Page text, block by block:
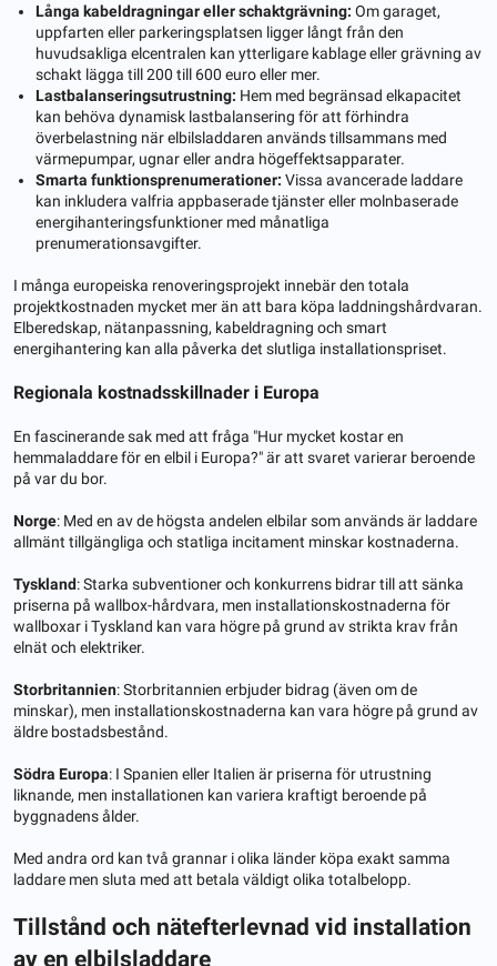
Långa kabeldragningar eller schaktgrävning: Om garaget,
uppfarten eller parkeringsplatsen ligger långt från den
huvudsakliga elcentralen kan ytterligare kablage eller grävning av
schakt lägga till 200 till 600 euro eller mer.
Lastbalanseringsutrustning: Hem med begränsad elkapacitet
kan behöva dynamisk lastbalansering för att förhindra
överbelastning när elbilsladdaren används tillsammans med
värmepumpar, ugnar eller andra högeffektsapparater.
Smarta funktionsprenumerationer: Vissa avancerade laddare
kan inkludera valfria appbaserade tjänster eller molnbaserade
energihanteringsfunktioner med månatliga
prenumerationsavgifter.
I många europeiska renoveringsprojekt innebär den totala
projektkostnaden mycket mer än att bara köpa laddningshårdvaran.
Elberedskap, nätanpassning, kabeldragning och smart
energihantering kan alla påverka det slutliga installationspriset.
Regionala kostnadsskillnader i Europa
En fascinerande sak med att fråga "Hur mycket kostar en
hemmaladdare för en elbil i Europa?" är att svaret varierar beroende
på var du bor.
Norge: Med en av de högsta andelen elbilar som används är laddare
allmänt tillgängliga och statliga incitament minskar kostnaderna.
Tyskland: Starka subventioner och konkurrens bidrar till att sänka
priserna på wallbox-hårdvara, men installationskostnaderna för
wallboxar i Tyskland kan vara högre på grund av strikta krav från
elnät och elektriker.
Storbritannien: Storbritannien erbjuder bidrag (även om de
minskar), men installationskostnaderna kan vara högre på grund av
äldre bostadsbestånd.
Södra Europa: I Spanien eller Italien är priserna för utrustning
liknande, men installationen kan variera kraftigt beroende på
byggnadens ålder.
Med andra ord kan två grannar i olika länder köpa exakt samma
laddare men sluta med att betala väldigt olika totalbelopp.
Tillstånd och nätefterlevnad vid installation
av en elbilsladdare